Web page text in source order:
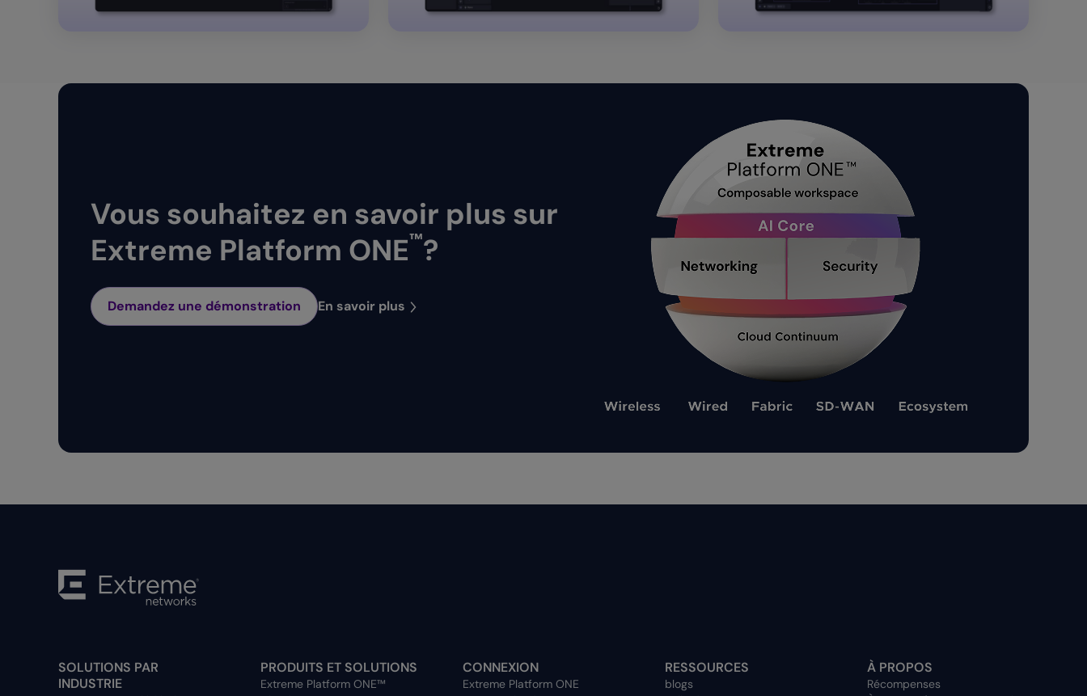
Vous souhaitez en savoir plus sur
Extreme Platform ONE™?
Demandez une démonstration En savoir plus
SOLUTIONS PAR
INDUSTRIE
PRODUITS ET SOLUTIONS
Extreme Platform ONE™
CONNEXION
Extreme Platform ONE
RESSOURCES
blogs
À PROPOS
Récompenses